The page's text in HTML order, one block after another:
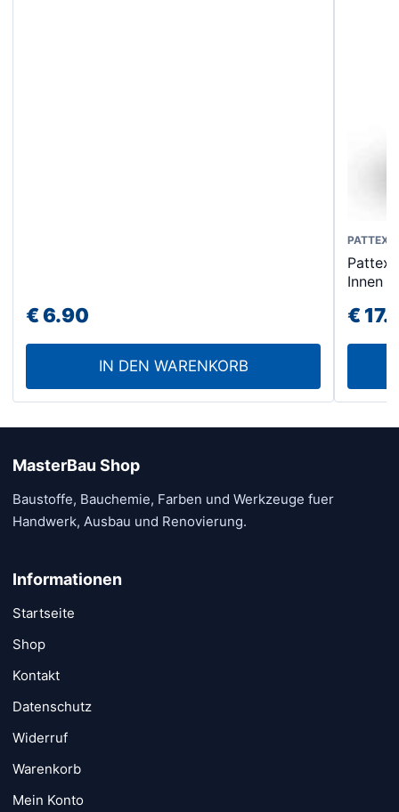
€6.90
IN DEN WARENKORB
PATTEX
Pattex
Innen
€
MasterBau Shop
Baustoffe, Bauchemie, Farben und Werkzeuge fuer
Handwerk, Ausbau und Renovierung.
Informationen
Startseite
Shop
Kontakt
Datenschutz
Widerruf
Warenkorb
Mein Konto